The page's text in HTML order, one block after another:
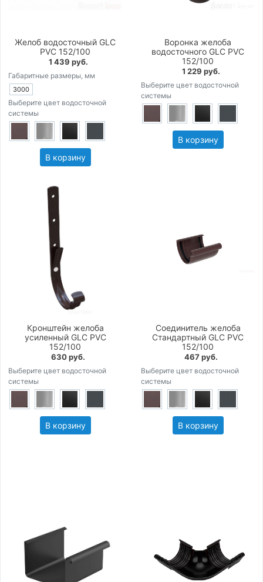
Желоб водосточный GLC
PVC 152/100
1 439 руб.
Габаритные размеры, мм
3000
Выберите цвет водосточной
системы
В корзину
Воронка желоба
водосточного GLC PVC
152/100
1 229 руб.
Выберите цвет водосточной
системы
В корзину
Кронштейн желоба
усиленный GLC PVC
152/100
630 руб.
Выберите цвет водосточной
системы
В корзину
Соединитель желоба
Стандартный GLC PVC
152/100
467 руб.
Выберите цвет водосточной
системы
В корзину